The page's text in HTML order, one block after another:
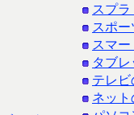
スプ
スポ
スマ
タブ
テレ
ネット